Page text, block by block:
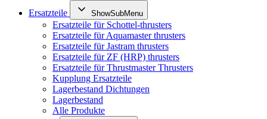
Ersatzteile
ShowSubMenu
Ersatzteile für Schottel-thrusters
Ersatzteile für Aquamaster thrusters
Ersatzteile für Jastram thrusters
Ersatzteile für ZF (HRP) thrusters
Ersatzteile für Thrustmaster Thrusters
Kupplung Ersatzteile
Lagerbestand Dichtungen
Lagerbestand
Alle Produkte